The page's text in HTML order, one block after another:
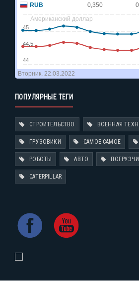
ПОПУЛЯРНЫЕ ТЕГИ
СТРОИТЕЛЬСТВО ВОЕННАЯ
ГРУЗОВИКИ САМОЕ-САМОЕ
РОБОТЫ АВТО
CATERPILLAR